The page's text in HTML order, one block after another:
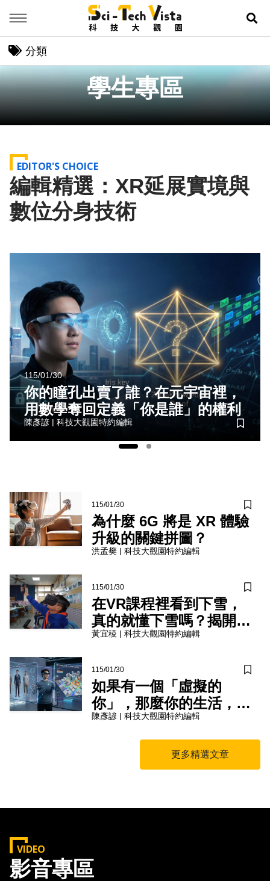
展
分類
學生專區
EDITOR'S CHOICE
編輯精選：XR延展實境與
數位分身技術
115/01/30
你的瞳孔出賣了誰？在元宇宙裡，
用數學奪回定義「你是誰」的權利
陳彥諺 | 科技大觀園特約編輯
儲存
115/01/30
為什麼 6G 將是 XR 體驗
升級的關鍵拼圖？
洪孟樊 | 科技大觀園特約編輯
儲存
115/01/30
在VR課程裡看到下雪，
真的就懂下雪嗎？揭開沉
浸式教室的成功關鍵
黃宜稜 | 科技大觀園特約編輯
儲存
115/01/30
如果有一個「虛擬的
你」，那麼你的生活，將
會發生什麼事情？
陳彥諺 | 科技大觀園特約編輯
儲存
更多精選文章
VIDEO
影音專區